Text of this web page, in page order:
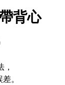
背心
。